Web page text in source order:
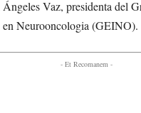
Vaz, presidenta del
en Neurooncologia (GEINO).
- Et Recomanem -